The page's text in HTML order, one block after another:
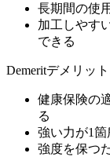
長期間の使
加工しやす
できる
Demeritデメリット
健康保険の
る
強い力が1
強度を保つ